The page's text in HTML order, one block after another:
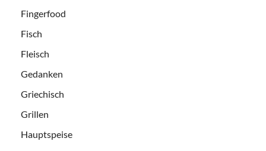
Fingerfood
Fisch
Fleisch
Gedanken
Griechisch
Grillen
Hauptspeise